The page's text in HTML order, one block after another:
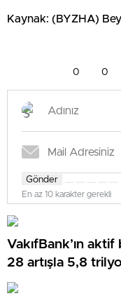
Kaynak: (BYZHA)
0 0
Gönder
En az 10 karakter gerekli
VakıfBank’ın
28 artışla